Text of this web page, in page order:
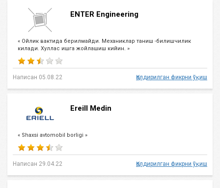
ENTER Engineering
« Ойлик вактида берилмайди. Механиклар таниш -билишчилик
килади. Хуллас ишга жойлашиш кийин. »
Написан 05.08.22 Қолдирилган фикрни ўқиш
Ereill Medin
« Shaxsi avtomobil borligi »
Написан 29.04.22 Қолдирилган фикрни ўқиш